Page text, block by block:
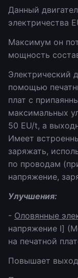
Данный
электричества
Максимум он
мощность
Электрический
помощью
плат с
максимальных
50 EU/t, а
Имеет
заряжать,
по проводам
напряжение,
Улучшения:
- Оловянные
напряжение I]
на печатной
Повышает